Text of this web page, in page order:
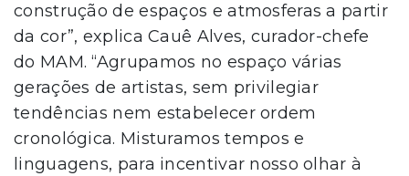
construção de espaços e atmosferas a partir
da cor”, explica Cauê Alves, curador-chefe
do MAM. “Agrupamos no espaço várias
gerações de artistas, sem privilegiar
tendências nem estabelecer ordem
cronológica. Misturamos tempos e
linguagens, para incentivar nosso olhar à